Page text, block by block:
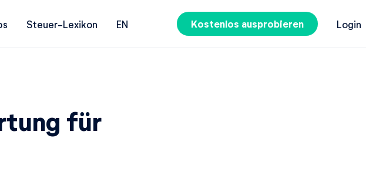
Steuer-Lexikon EN Kostenlos ausprobieren Login
für